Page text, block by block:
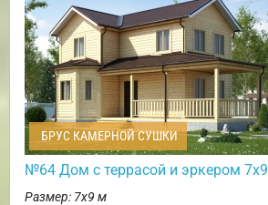
БРУС КАМЕРНОЙ СУШКИ
№64 Дом с террасой и эркером 7х9
Размер: 7х9 м